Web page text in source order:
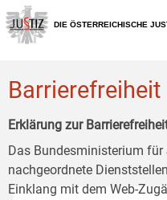
Zur
Hauptnavigation
[1]
Zum
Inhalt
[2]
Zum
Untermenü
[3]
DIE ÖSTERREICHISCHE
Barrierefreiheit
Erklärung zur
Das Bundesministerium
nachgeordnete
Einklang mit dem Web-